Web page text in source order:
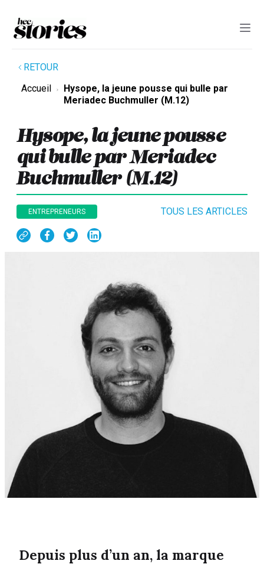
RETOUR
Accueil
Hysope, la jeune pousse qui bulle par
Meriadec Buchmuller (M.12)
Hysope, la jeune pousse
qui bulle par Meriadec
Buchmuller (M.12)
ENTREPRENEURS TOUS LES ARTICLES
Depuis plus d’un an, la marque